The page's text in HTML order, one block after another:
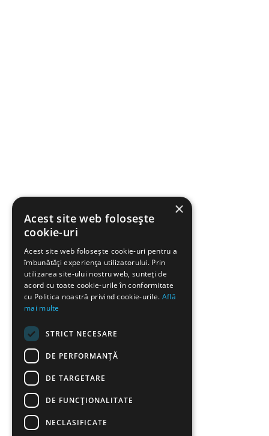
×
Acest site web folosește
cookie-uri
Acest site web folosește cookie-uri pentru a
îmbunătăți experiența utilizatorului. Prin
utilizarea site-ului nostru web, sunteți de
acord cu toate cookie-urile în conformitate
cu Politica noastră privind cookie-urile. Află
mai multe
STRICT NECESARE
DE PERFORMANȚĂ
DE TARGETARE
DE FUNCŢIONALITATE
NECLASIFICATE